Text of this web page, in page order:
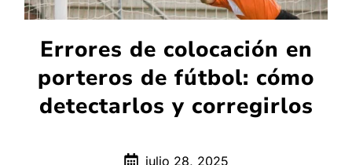
Errores de colocación en
porteros de fútbol: cómo
detectarlos y corregirlos
julio 28, 2025